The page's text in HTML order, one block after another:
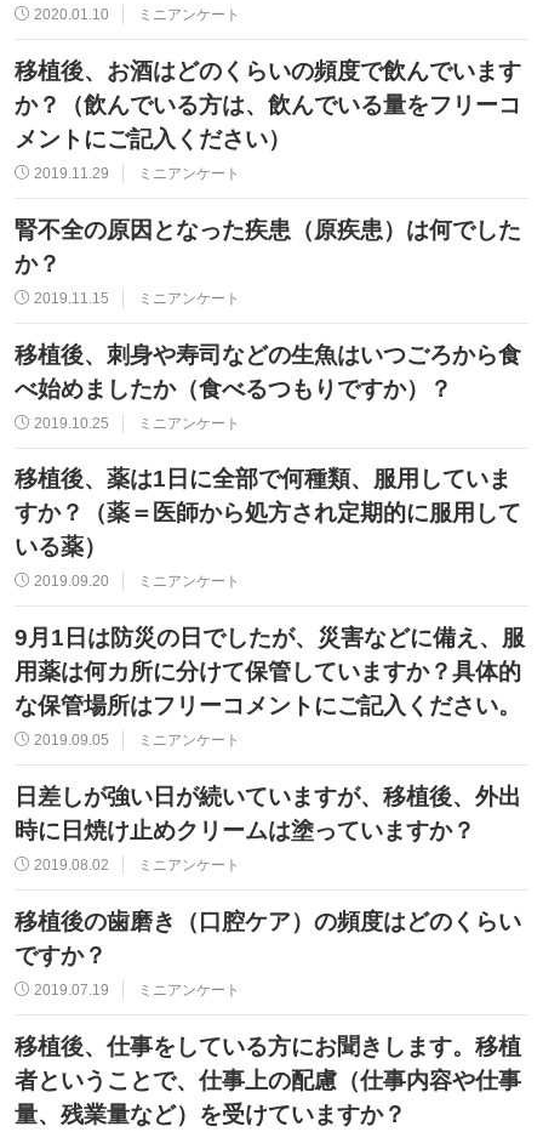
2020.01.10 ミニアンケート
移植後、お酒はどのくらいの頻度で飲んでいます
か？（飲んでいる方は、飲んでいる量をフリーコ
メントにご記入ください）
2019.11.29 ミニアンケート
腎不全の原因となった疾患（原疾患）は何でした
か？
2019.11.15 ミニアンケート
移植後、刺身や寿司などの生魚はいつごろから食
べ始めましたか（食べるつもりですか）？
2019.10.25 ミニアンケート
移植後、薬は1日に全部で何種類、服用していま
すか？（薬＝医師から処方され定期的に服用して
いる薬）
2019.09.20 ミニアンケート
9月1日は防災の日でしたが、災害などに備え、服
用薬は何カ所に分けて保管していますか？具体的
な保管場所はフリーコメントにご記入ください。
2019.09.05 ミニアンケート
日差しが強い日が続いていますが、移植後、外出
時に日焼け止めクリームは塗っていますか？
2019.08.02 ミニアンケート
移植後の歯磨き（口腔ケア）の頻度はどのくらい
ですか？
2019.07.19 ミニアンケート
移植後、仕事をしている方にお聞きします。移植
者ということで、仕事上の配慮（仕事内容や仕事
量、残業量など）を受けていますか？